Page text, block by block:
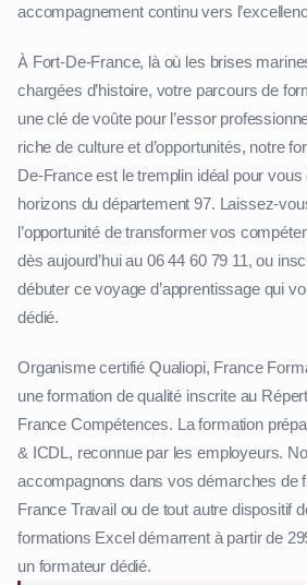
accompagnement continu vers
À Fort-De-France, là où les brises
chargées d’histoire, votre parcours de
une clé de voûte pour l’essor
riche de culture et d’opportunités, notre
De-France est le tremplin idéal pour
horizons du département 97. Laissez-
l’opportunité de transformer vos
dès aujourd’hui au 06 44 60 79 11, ou
débuter ce voyage d’apprentissage qui
dédié.
Organisme certifié Qualiopi, France
une formation de qualité inscrite au
France Compétences. La formation
& ICDL, reconnue par les employeurs.
accompagnons dans vos démarches de
France Travail ou de tout autre dispositif
formations Excel démarrent à partir de
un formateur dédié.